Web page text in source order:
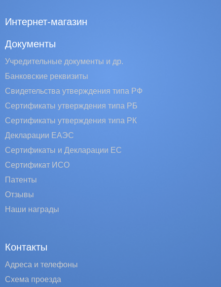
Интернет-магазин
Документы
Учредительные документы и др.
Банковские реквизиты
Свидетельства утверждения типа РФ
Сертификаты утверждения типа РБ
Сертификаты утверждения типа РК
Декларации ЕАЭС
Сертификаты и Декларации EC
Сертификат ИСО
Патенты
Отзывы
Наши награды
Контакты
Адреса и телефоны
Схема проезда